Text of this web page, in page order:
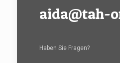
aida@tah-
Haben Sie Fragen?